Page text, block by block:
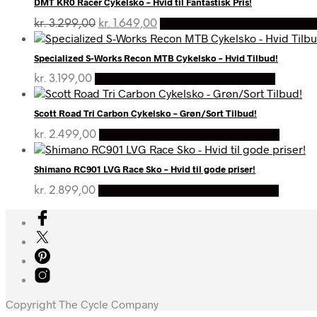
kr.3.299,00 Den
oprindelige
var:
kr. 1.649,00Den
aktuelle
er:
Specialized S-Works Recon MTB Cykelsko – Hvid Tilbud!
kr. 3.199,00
Scott Road Tri Carbon Cykelsko – Grøn/Sort Tilbud!
kr. 2.499,00
Shimano RC901 LVG Race Sko – Hvid til gode priser!
kr. 2.899,00
Copyright The Cycle Company